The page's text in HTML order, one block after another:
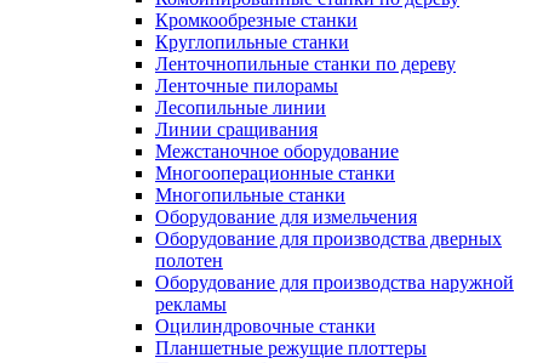
Кромкообрезные станки
Круглопильные станки
Ленточнопильные станки по дереву
Ленточные пилорамы
Лесопильные линии
Линии сращивания
Межстаночное оборудование
Многооперационные станки
Многопильные станки
Оборудование для измельчения
Оборудование для производства дверных
полотен
Оборудование для производства наружной
рекламы
Оцилиндровочные станки
Планшетные режущие плоттеры